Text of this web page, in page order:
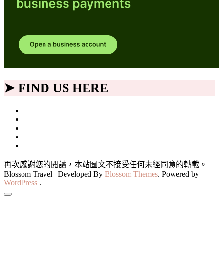
➤ FIND US HERE
再次感謝您的閱讀，本站圖文不接受任何未經同意的轉載。
Blossom Travel | Developed By Blossom Themes. Powered by
WordPress .